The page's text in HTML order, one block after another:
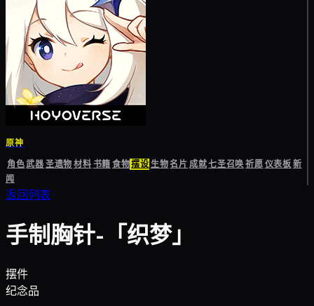
原神
角色武器圣遗物材料书籍食物摆设生物名片成就七圣召唤祈愿仪表板新
闻
返回列表
手制胸针-「织梦」
摆件
纪念品